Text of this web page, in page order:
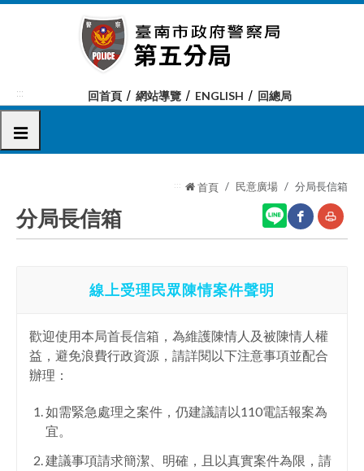
跳
容
塊
::: 回首頁 網站導覽 ENGLISH 回總局
選單
::: 首頁 民意廣場 分局長信箱
分局長信箱
享
至
線上受理民眾陳情案件聲明
歡迎使用本局首長信箱，為維護陳情人及被陳情人權
益，避免浪費行政資源，請詳閱以下注意事項並配合
辦理：
如需緊急處理之案件，仍建議請以110電話報案為
宜。
建議事項請求簡潔、明確，且以真實案件為限，請